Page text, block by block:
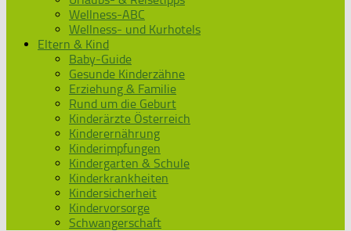
Wellness-ABC
Wellness- und Kurhotels
Eltern & Kind
Baby-Guide
Gesunde Kinderzähne
Erziehung & Familie
Rund um die Geburt
Kinderärzte Österreich
Kinderernährung
Kinderimpfungen
Kindergarten & Schule
Kinderkrankheiten
Kindersicherheit
Kindervorsorge
Schwangerschaft